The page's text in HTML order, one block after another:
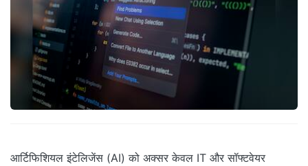
आर्टिफिशियल इंटेलिजेंस (AI) को अक्सर केवल IT और सॉफ्टवेयर